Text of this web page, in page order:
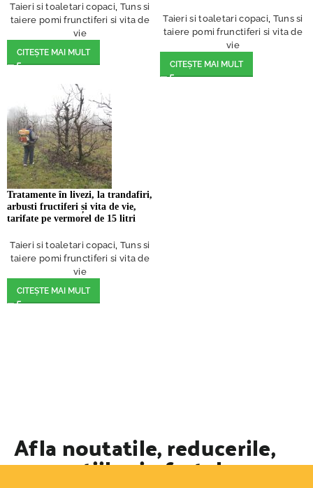
Taieri si toaletari copaci Tuns si
taiere pomi frunctiferi si vita de
vie
CITEȘTE MAI MULT
Taieri si toaletari copaci Tuns si
taiere pomi frunctiferi si vita de
vie
CITEȘTE MAI MULT
Tratamente în livezi, la trandafiri,
arbusti fructiferi și vita de vie,
tarifate pe vermorel de 15 litri
Taieri si toaletari copaci Tuns si
taiere pomi frunctiferi si vita de
vie
CITEȘTE MAI MULT
Afla noutatile, reducerile,
promotiile si ofertele